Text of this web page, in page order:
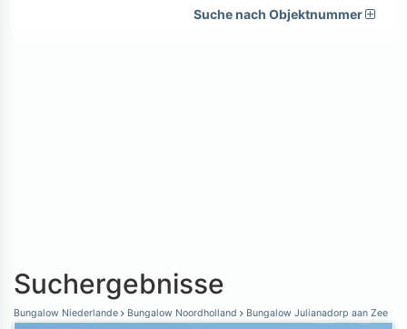
Suche nach Objektnummer
Suchergebnisse
Bungalow Niederlande Bungalow Noordholland Bungalow Julianadorp aan Zee